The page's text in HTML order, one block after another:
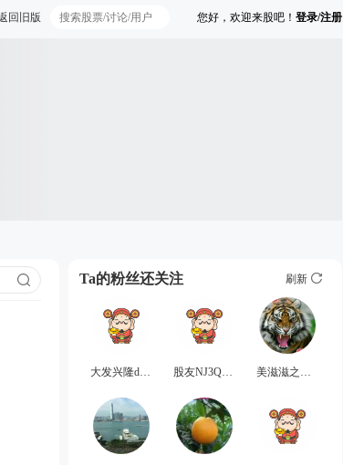
您好，欢迎来股吧！ 登录/注册
回旧版
Ta的粉丝还关注 刷新
大发兴隆de夏雪宜 股友NJ3Q7F5973 美滋滋之伯纳德